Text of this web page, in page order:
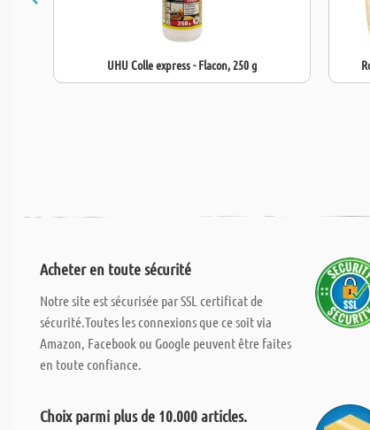
UHU Colle express - Flacon, 250 g
Acheter en toute sécurité
Notre site est sécurisée par SSL certificat de
sécurité.Toutes les connexions que ce soit via
Amazon, Facebook ou Google peuvent être faites
en toute confiance.
Choix parmi plus de 10.000 articles.